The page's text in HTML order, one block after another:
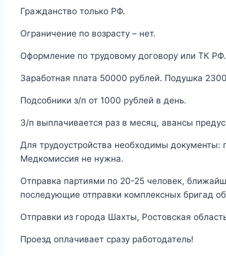
Гражданство только РФ.
Ограничение по возрасту – нет.
Оформление по трудовому договору или ТК РФ.
Заработная плата 50000 рублей. Подушка
Подсобники з/п от 1000 рублей в день.
З/п выплачивается раз в месяц, авансы
Для трудоустройства необходимы документы:
Медкомиссия не нужна.
Отправка партиями по 20-25 человек,
последующие отправки комплексных бригад
Отправки из города Шахты, Ростовская
Проезд оплачивает сразу работодатель!